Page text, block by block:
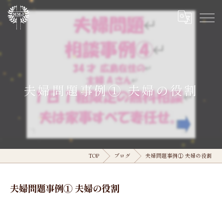
夫婦問題事例① 夫婦の役割
TOP ブログ 夫婦問題事例① 夫婦の役割
夫婦問題事例① 夫婦の役割